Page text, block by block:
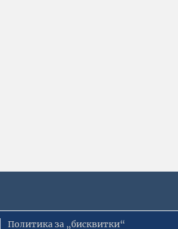
Политика за „бисквитки“